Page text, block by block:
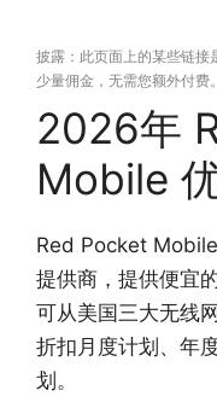
披露：此页面上的某些链接
少量佣金，无需您额外付费
2026年
Mobile
Red Pocket
提供商，提供便宜
可从美国三大无线
折扣月度计划、年
划。